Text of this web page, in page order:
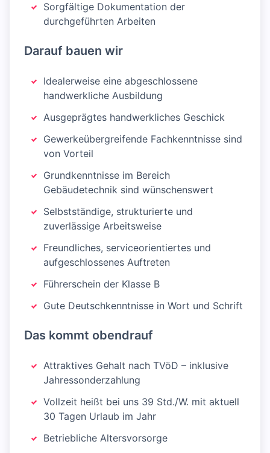
Sorgfältige Dokumentation der
durchgeführten Arbeiten
Darauf bauen wir
Idealerweise eine abgeschlossene
handwerkliche Ausbildung
Ausgeprägtes handwerkliches Geschick
Gewerkeübergreifende Fachkenntnisse sind
von Vorteil
Grundkenntnisse im Bereich
Gebäudetechnik sind wünschenswert
Selbstständige, strukturierte und
zuverlässige Arbeitsweise
Freundliches, serviceorientiertes und
aufgeschlossenes Auftreten
Führerschein der Klasse B
Gute Deutschkenntnisse in Wort und Schrift
Das kommt obendrauf
Attraktives Gehalt nach TVöD – inklusive
Jahressonderzahlung
Vollzeit heißt bei uns 39 Std./W. mit aktuell
30 Tagen Urlaub im Jahr
Betriebliche Altersvorsorge